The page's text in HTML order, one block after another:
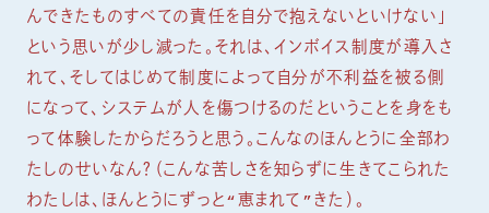
んできたものすべての責任を自分で抱えないといけない」
という思いが少し減った。それは、インボイス制度が導入さ
れて、そしてはじめて制度によって自分が不利益を被る側
になって、システムが人を傷つけるのだということを身をも
って体験したからだろうと思う。こんなのほんとうに全部わ
たしのせいなん？（こんな苦しさを知らずに生きてこられた
わたしは、ほんとうにずっと“恵まれて”きた）。